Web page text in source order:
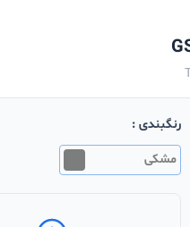
رنگبندی :
مشکی